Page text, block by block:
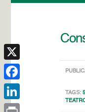
TAGS:
X
Facebook
LinkedIn